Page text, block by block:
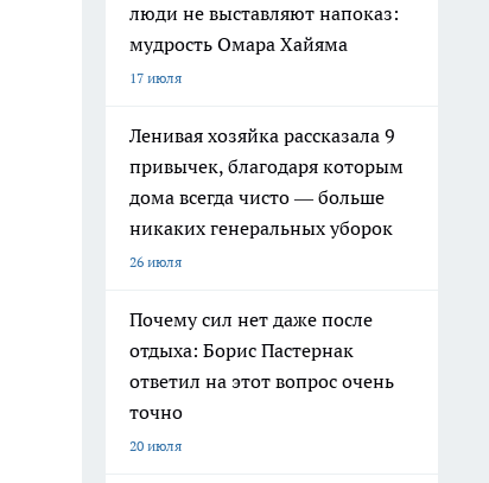
люди не выставляют напоказ:
мудрость Омара Хайяма
17 июля
Ленивая хозяйка рассказала 9
привычек, благодаря которым
дома всегда чисто — больше
никаких генеральных уборок
26 июля
Почему сил нет даже после
отдыха: Борис Пастернак
ответил на этот вопрос очень
точно
20 июля